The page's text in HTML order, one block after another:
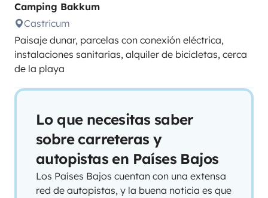
Camping Bakkum
Castricum
Paisaje dunar, parcelas con conexión eléctrica,
instalaciones sanitarias, alquiler de bicicletas, cerca
de la playa
Lo que necesitas saber
sobre carreteras y
autopistas en Países Bajos
Los Países Bajos cuentan con una extensa
red de autopistas, y la buena noticia es que